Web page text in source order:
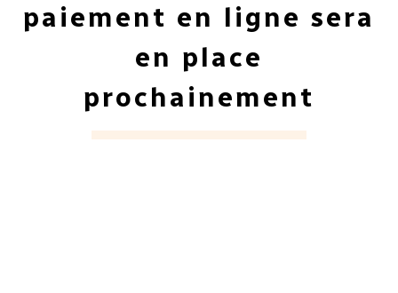
paiement en ligne sera
en place
prochainement